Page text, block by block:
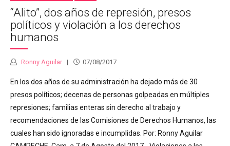
“Alito”, dos años de represión, presos
políticos y violación a los derechos
humanos
Ronny Aguilar 07/08/2017
En los dos años de su administración ha dejado más de 30
presos políticos; decenas de personas golpeadas en múltiples
represiones; familias enteras sin derecho al trabajo y
recomendaciones de las Comisiones de Derechos Humanos, las
cuales han sido ignoradas e incumplidas. Por: Ronny Aguilar